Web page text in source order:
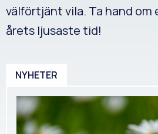
välförtjänt vila. Ta hand om
årets ljusaste tid!
NYHETER